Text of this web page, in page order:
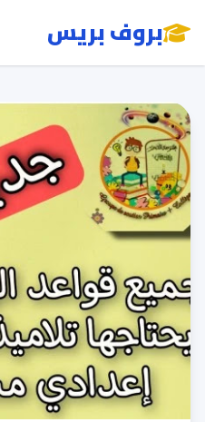
بروف بريس